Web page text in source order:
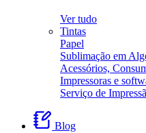
Ver tudo
Tintas
Papel
Sublimação em
Acessórios,
Impressoras e
Serviço de
Blog